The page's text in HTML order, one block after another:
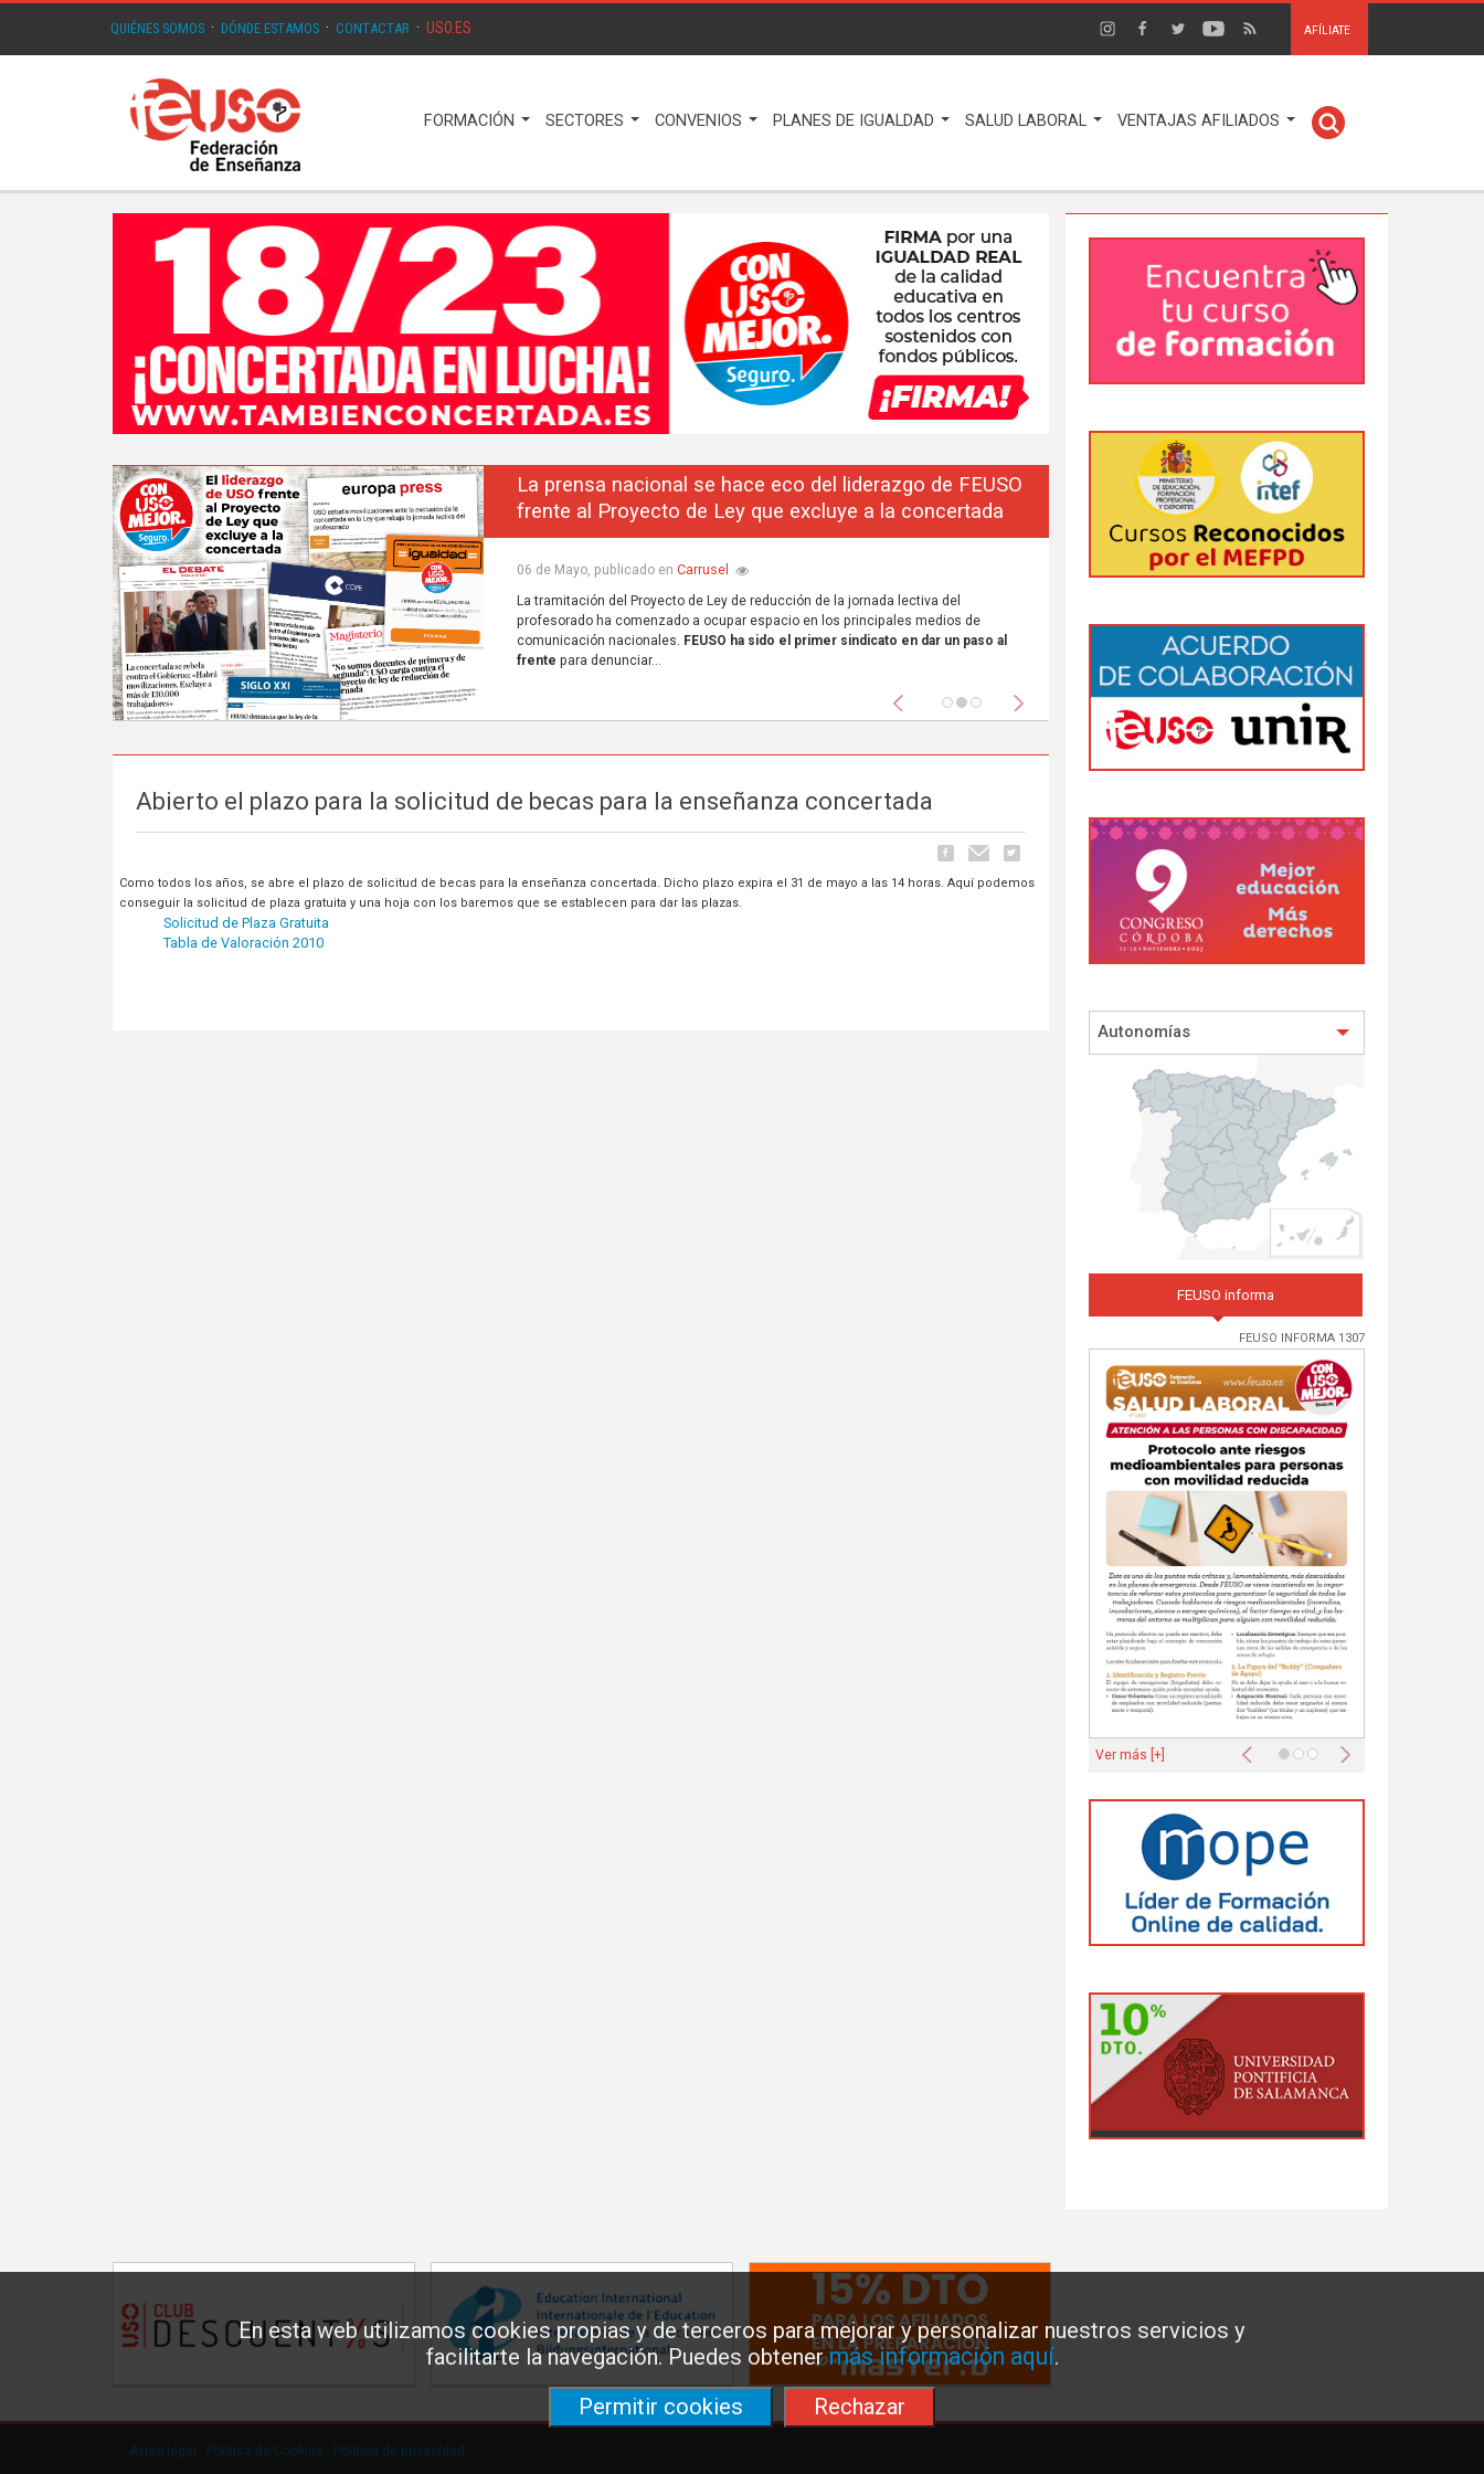
En esta web utilizamos cookies propias y de terceros para mejorar y personalizar nuestros servicios y
facilitarte la navegación. Puedes obtenermás información aquí.
Permitir cookies
Rechazar
QUIÉNES SOMOS · DÓNDE ESTAMOS · CONTACTAR · USO.ES AFÍLIATE
FORMACIÓN SECTORES CONVENIOS PLANES DE IGUALDAD SALUD LABORAL VENTAJAS AFILIADOS
La prensa nacional se hace eco del liderazgo de FEUSO
frente al Proyecto de Ley que excluye a la concertada
06 de Mayo, publicado en Carrusel
La tramitación del Proyecto de Ley de reducción de la jornada lectiva del
profesorado ha comenzado a ocupar espacio en los principales medios de
comunicación nacionales. FEUSO ha sido el primer sindicato en dar un paso al
frente para denunciar...
Anterior Siguiente
Abierto el plazo para la solicitud de becas para la enseñanza concertada
Como todos los años, se abre el plazo de solicitud de becas para la enseñanza concertada. Dicho plazo expira el 31 de mayo a las 14 horas. Aquí podemos
conseguir la solicitud de plaza gratuita y una hoja con los baremos que se establecen para dar las plazas.
Solicitud de Plaza Gratuita
Tabla de Valoración 2010
Autonomías
FEUSO informa
FEUSO INFORMA 1307
Anterior Siguiente
Ver más [+]
Aviso legal Política de Cookies Política de privacidad